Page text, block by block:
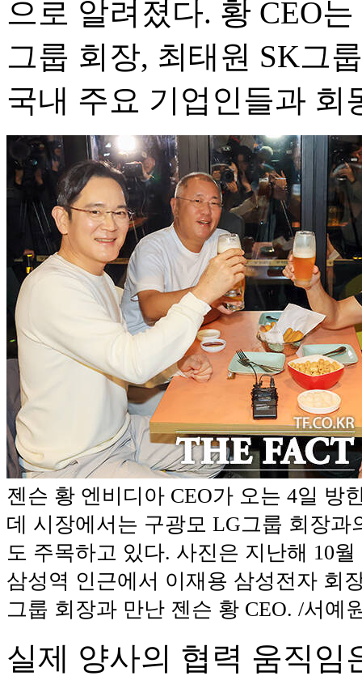
으로 알려졌다. 황 CEO
그룹 회장, 최태원 SK그
국내 주요 기업인들과 회
젠슨 황 엔비디아 CEO가 오는 4일 방
데 시장에서는 구광모 LG그룹 회장과
도 주목하고 있다. 사진은 지난해 10
삼성역 인근에서 이재용 삼성전자 회
그룹 회장과 만난 젠슨 황 CEO. /서예
실제 양사의 협력 움직임